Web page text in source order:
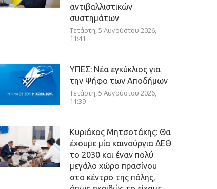
αντιβαλλιστικών
συστημάτων
Τετάρτη, 5 Αυγούστου 2026,
11:41
ΥΠΕΣ: Νέα εγκύκλιος για
την Ψήφο των Αποδήμων
Τετάρτη, 5 Αυγούστου 2026,
11:39
Κυριάκος Μητσοτάκης: Θα
έχουμε μία καινούργια ΔΕΘ
το 2030 και έναν πολύ
μεγάλο χώρο πρασίνου
στο κέντρο της πόλης,